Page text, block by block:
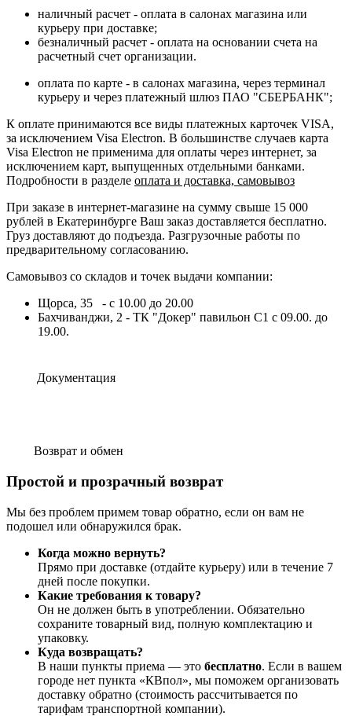
наличный расчет - оплата в салонах магазина или
курьеру при доставке;
безналичный расчет - оплата на основании счета на
расчетный счет организации.
оплата по карте - в салонах магазина, через терминал
курьеру и через платежный шлюз ПАО "СБЕРБАНК";
К оплате принимаются все виды платежных карточек VISA,
за исключением Visa Electron. В большинстве случаев карта
Visa Electron не применима для оплаты через интернет, за
исключением карт, выпущенных отдельными банками.
Подробности в разделе оплата и доставка, самовывоз
При заказе в интернет-магазине на сумму свыше 15 000
рублей в Екатеринбурге Ваш заказ доставляется бесплатно.
Груз доставляют до подъезда. Разгрузочные работы по
предварительному согласованию.
Самовывоз со складов и точек выдачи компании:
Щорса, 35 - с 10.00 до 20.00
Бахчиванджи, 2 - ТК "Докер" павильон С1 с 09.00. до
19.00.
Документация
Возврат и обмен
Простой и прозрачный возврат
Мы без проблем примем товар обратно, если он вам не
подошел или обнаружился брак.
Когда можно вернуть?
Прямо при доставке (отдайте курьеру) или в течение 7
дней после покупки.
Какие требования к товару?
Он не должен быть в употреблении. Обязательно
сохраните товарный вид, полную комплектацию и
упаковку.
Куда возвращать?
В наши пункты приема — это бесплатно. Если в вашем
городе нет пункта «КВпол», мы поможем организовать
доставку обратно (стоимость рассчитывается по
тарифам транспортной компании).